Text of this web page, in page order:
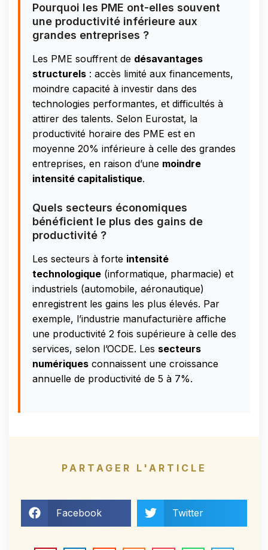
Pourquoi les PME ont-elles souvent
une productivité inférieure aux
grandes entreprises ?
Les PME souffrent de désavantages
structurels : accès limité aux financements,
moindre capacité à investir dans des
technologies performantes, et difficultés à
attirer des talents. Selon Eurostat, la
productivité horaire des PME est en
moyenne 20% inférieure à celle des grandes
entreprises, en raison d’une moindre
intensité capitalistique.
Quels secteurs économiques
bénéficient le plus des gains de
productivité ?
Les secteurs à forte intensité
technologique (informatique, pharmacie) et
industriels (automobile, aéronautique)
enregistrent les gains les plus élevés. Par
exemple, l’industrie manufacturière affiche
une productivité 2 fois supérieure à celle des
services, selon l’OCDE. Les secteurs
numériques connaissent une croissance
annuelle de productivité de 5 à 7%.
PARTAGER L'ARTICLE
Facebook Twitter